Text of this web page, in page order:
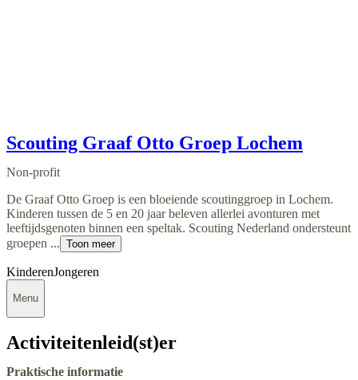
Scouting Graaf Otto Groep Lochem
Non-profit
De Graaf Otto Groep is een bloeiende scoutinggroep in Lochem.
Kinderen tussen de 5 en 20 jaar beleven allerlei avonturen met
leeftijdsgenoten binnen een speltak. Scouting Nederland ondersteunt
groepen ... Toon meer
KinderenJongeren
Menu
Activiteitenleid(st)er
Praktische informatie